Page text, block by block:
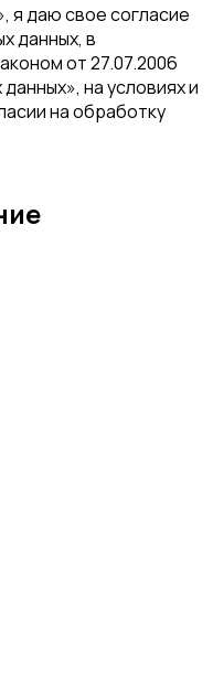
я даю свое согласие
данных, в
от 27.07.2006
на условиях и
на обработку